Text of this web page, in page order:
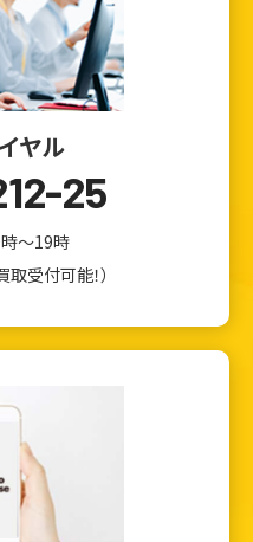
ヤル
25
～19時
受付可能！）